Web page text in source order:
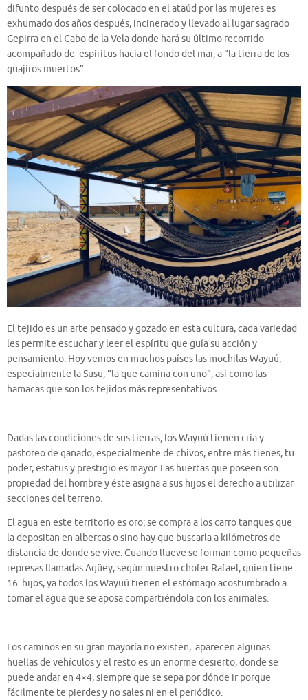
difunto después de ser colocado en el ataúd por las mujeres es
exhumado dos años después, incinerado y llevado al lugar sagrado
Gepirra en el Cabo de la Vela donde hará su último recorrido
acompañado de espíritus hacia el fondo del mar, a “la tierra de los
guajiros muertos”.
El tejido es un arte pensado y gozado en esta cultura, cada variedad
les permite escuchar y leer el espíritu que guía su acción y
pensamiento. Hoy vemos en muchos países las mochilas Wayuú,
especialmente la Susu, “la que camina con uno”, así como las
hamacas que son los tejidos más representativos.
Dadas las condiciones de sus tierras, los Wayuú tienen cría y
pastoreo de ganado, especialmente de chivos, entre más tienes, tu
poder, estatus y prestigio es mayor. Las huertas que poseen son
propiedad del hombre y éste asigna a sus hijos el derecho a utilizar
secciones del terreno.
El agua en este territorio es oro; se compra a los carro tanques que
la depositan en albercas o sino hay que buscarla a kilómetros de
distancia de donde se vive. Cuando llueve se forman como pequeñas
represas llamadas Agüey, según nuestro chofer Rafael, quien tiene
16 hijos, ya todos los Wayuú tienen el estómago acostumbrado a
tomar el agua que se aposa compartiéndola con los animales.
Los caminos en su gran mayoría no existen, aparecen algunas
huellas de vehículos y el resto es un enorme desierto, donde se
puede andar en 4×4, siempre que se sepa por dónde ir porque
fácilmente te pierdes y no sales ni en el periódico.